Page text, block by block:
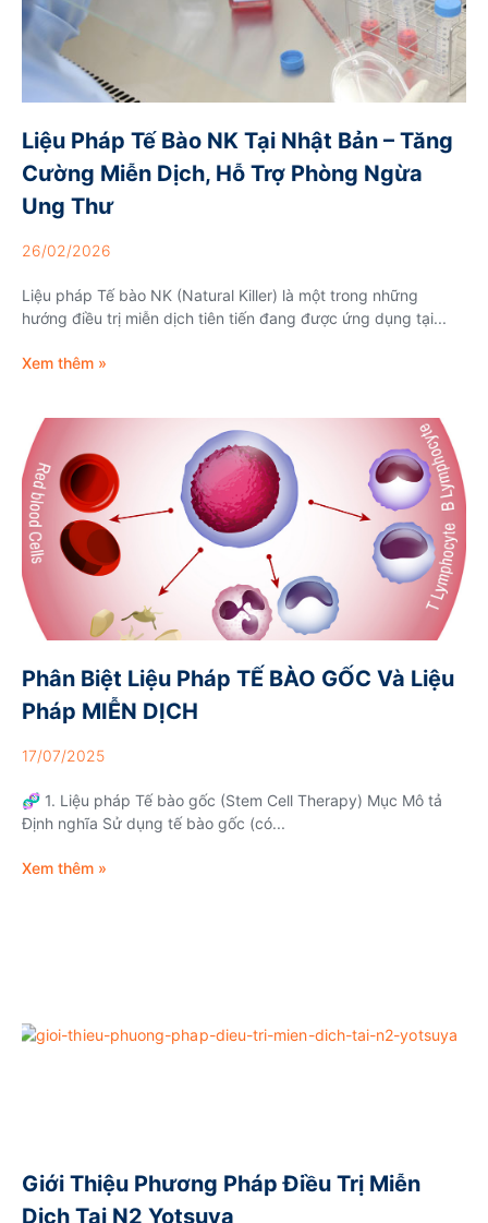
Liệu Pháp Tế Bào NK Tại Nhật Bản – Tăng
Cường Miễn Dịch, Hỗ Trợ Phòng Ngừa
Ung Thư
26/02/2026
Liệu pháp Tế bào NK (Natural Killer) là một trong những
hướng điều trị miễn dịch tiên tiến đang được ứng dụng tại...
Xem thêm »
Phân Biệt Liệu Pháp TẾ BÀO GỐC Và Liệu
Pháp MIỄN DỊCH
17/07/2025
🧬 1. Liệu pháp Tế bào gốc (Stem Cell Therapy) Mục Mô tả
Định nghĩa Sử dụng tế bào gốc (có...
Xem thêm »
Giới Thiệu Phương Pháp Điều Trị Miễn
Dịch Tại N2 Yotsuya